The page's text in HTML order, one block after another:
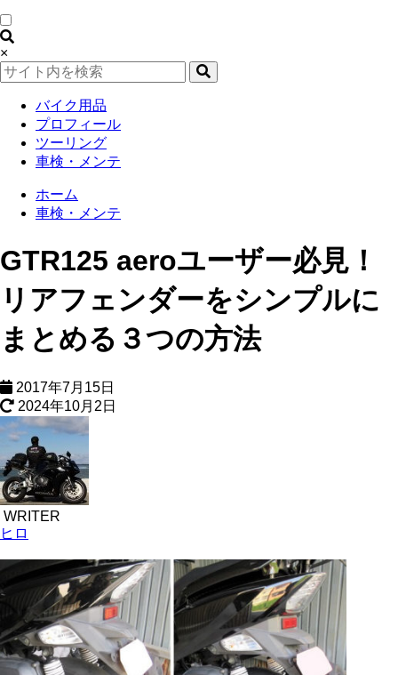
×
バイク用品
プロフィール
ツーリング
車検・メンテ
ホーム
車検・メンテ
GTR125 aeroユーザー必見！
リアフェンダーをシンプルに
まとめる３つの方法
2017年7月15日
2024年10月2日
WRITER
ヒロ